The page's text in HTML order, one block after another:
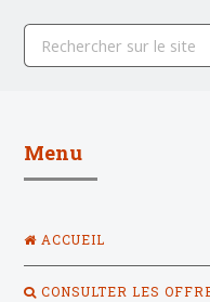
Menu
ACCUEIL
CONSULTER LES